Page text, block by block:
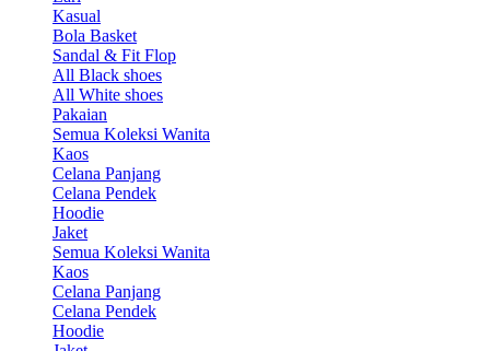
Kasual
Bola Basket
Sandal & Fit Flop
All Black shoes
All White shoes
Pakaian
Semua Koleksi Wanita
Kaos
Celana Panjang
Celana Pendek
Hoodie
Jaket
Semua Koleksi Wanita
Kaos
Celana Panjang
Celana Pendek
Hoodie